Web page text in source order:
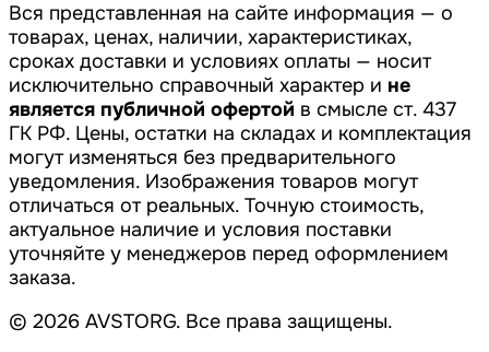
Вся представленная на сайте информация — о
товарах, ценах, наличии, характеристиках,
сроках доставки и условиях оплаты — носит
исключительно справочный характер и не
является публичной офертой в смысле ст. 437
ГК РФ. Цены, остатки на складах и комплектация
могут изменяться без предварительного
уведомления. Изображения товаров могут
отличаться от реальных. Точную стоимость,
актуальное наличие и условия поставки
уточняйте у менеджеров перед оформлением
заказа.
© 2026 AVSTORG. Все права защищены.